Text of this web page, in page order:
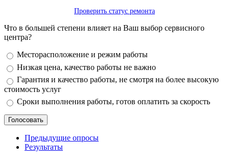
Проверить статус ремонта
Что в большей степени влияет на Ваш выбор сервисного
центра?
Варианты
Месторасположение и режим работы
Низкая цена, качество работы не важно
Гарантия и качество работы, не смотря на более высокую
стоимость услуг
Сроки выполнения работы, готов оплатить за скорость
Предыдущие опросы
Результаты